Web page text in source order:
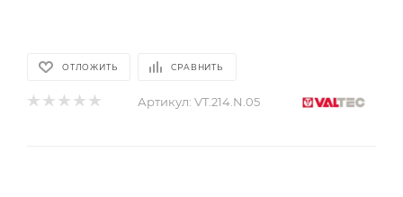
ОТЛОЖИТЬ СРАВНИТЬ
Артикул: VT.214.N.05